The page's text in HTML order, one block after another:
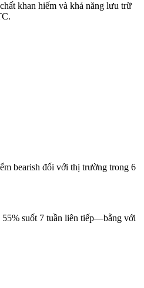
khan hiếm và khả năng lưu trữ
bearish đối với thị trường trong 6
suốt 7 tuần liên tiếp—bằng với